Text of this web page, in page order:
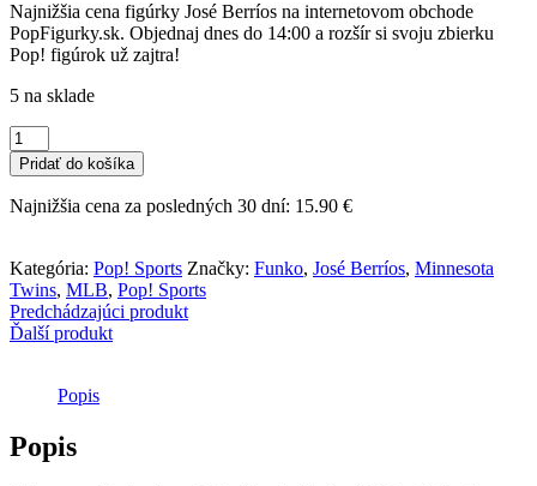
Najnižšia cena figúrky José Berríos na internetovom obchode
PopFigurky.sk. Objednaj dnes do 14:00 a rozšír si svoju zbierku
Pop! figúrok už zajtra!
5 na sklade
množstvo
Funko
POP!
Sports
-
José
Berríos
Pridať do košíka
Najnižšia cena za posledných 30 dní: 15.90 €
Kategória: Pop! Sports Značky: Funko, José Berríos, Minnesota
Twins, MLB, Pop! Sports
Predchádzajúci produkt
Ďalší produkt
Popis
Popis